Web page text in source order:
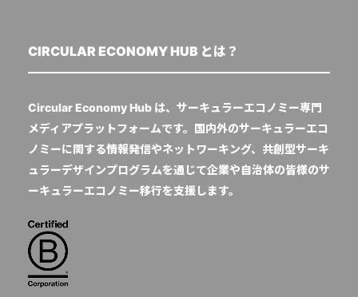
CIRCULAR ECONOMY HUB とは？
Circular Economy Hub は、サーキュラーエコノミー専門
メディアプラットフォームです。国内外のサーキュラーエコ
ノミーに関する情報発信やネットワーキング、共創型サーキ
ュラーデザインプログラムを通じて企業や自治体の皆様のサ
ーキュラーエコノミー移行を支援します。